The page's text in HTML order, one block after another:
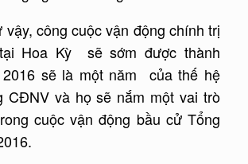
công cuộc vận động chính trị
Hoa Kỳ sẽ sớm được thành
sẽ là một năm của thế hệ
CĐNV và họ sẽ nắm một vai trò
cuộc vận động bầu cử Tổng